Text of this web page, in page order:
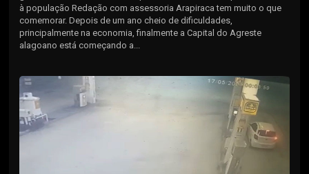
à população Redação com assessoria Arapiraca tem muito o que
comemorar. Depois de um ano cheio de dificuldades,
principalmente na economia, finalmente a Capital do Agreste
alagoano está começando a...